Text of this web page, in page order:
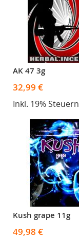
AK 47 3g
32,99 €
Inkl. 19% Steuern
Kush grape 11g
49,98 €